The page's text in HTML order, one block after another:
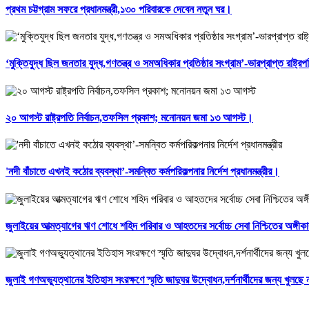
প্রথম চট্টগ্রাম সফরে প্রধানমন্ত্রী,১৩০ পরিবারকে দেবেন নতুন ঘর।
‘মুক্তিযুদ্ধ ছিল জনতার যুদ্ধ,গণতন্ত্র ও সমঅধিকার প্রতিষ্ঠার সংগ্রাম’-ভারপ্রাপ্ত
২০ আগস্ট রাষ্ট্রপতি নির্বাচন,তফসিল প্রকাশ; মনোনয়ন জমা ১৩ আগস্ট।
'নদী বাঁচাতে এখনই কঠোর ব্যবস্থা’-সমন্বিত কর্মপরিকল্পনার নির্দেশ প্রধানমন্ত্রীর।
জুলাইয়ের আত্মত্যাগের ঋণ শোধে শহিদ পরিবার ও আহতদের সর্বোচ্চ সেবা নিশ্চিতের
জুলাই গণঅভ্যুত্থানের ইতিহাস সংরক্ষণে স্মৃতি জাদুঘর উদ্বোধন,দর্শনার্থীদের জন্য